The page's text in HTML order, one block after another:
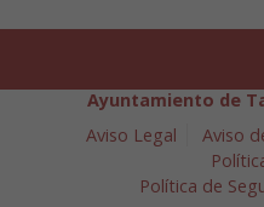
Ayuntamiento de
Aviso Legal
Aviso
Política de